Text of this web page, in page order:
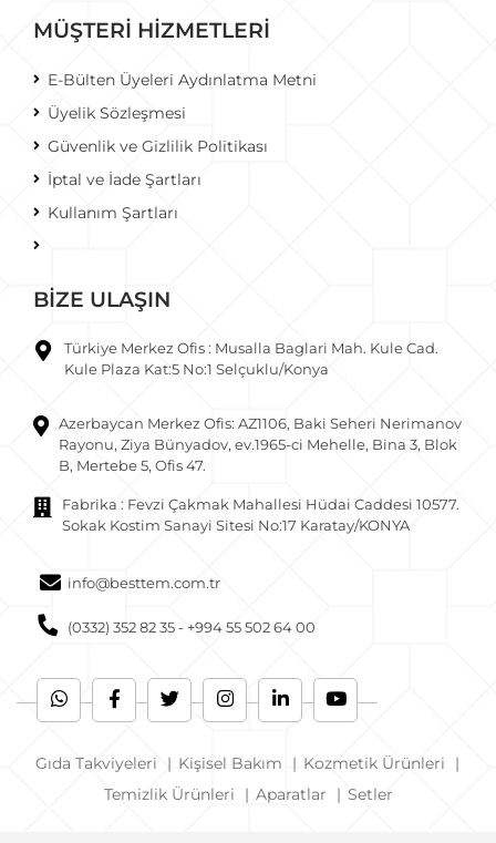
MÜŞTERİ HİZMETLERİ
E-Bülten Üyeleri Aydınlatma Metni
Üyelik Sözleşmesi
Güvenlik ve Gizlilik Politikası
İptal ve İade Şartları
Kullanım Şartları
BİZE ULAŞIN
Türkiye Merkez Ofis : Musalla Baglari Mah. Kule Cad.
Kule Plaza Kat:5 No:1 Selçuklu/Konya
Azerbaycan Merkez Ofis: AZ1106, Baki Seheri Nerimanov
Rayonu, Ziya Bünyadov, ev.1965-ci Mehelle, Bina 3, Blok
B, Mertebe 5, Ofis 47.
Fabrika : Fevzi Çakmak Mahallesi Hüdai Caddesi 10577.
Sokak Kostim Sanayi Sitesi No:17 Karatay/KONYA
info@besttem.com.tr
(0332) 352 82 35 - +994 55 502 64 00
Gıda Takviyeleri | Kişisel Bakım | Kozmetik Ürünleri
|
Temizlik Ürünleri
| Aparatlar | Setler